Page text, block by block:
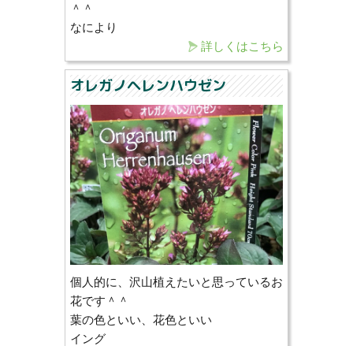
＾＾
なにより
詳しくはこちら
オレガノヘレンハウゼン
個人的に、沢山植えたいと思っているお
花です＾＾
葉の色といい、花色といい
イング